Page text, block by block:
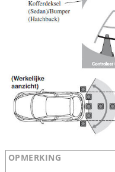
OPMERKING